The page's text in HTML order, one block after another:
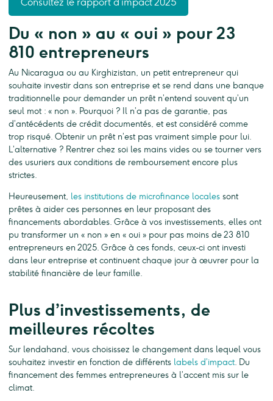
Du « non » au « oui » pour 23
810 entrepreneurs
Au Nicaragua ou au Kirghizistan, un petit entrepreneur qui
souhaite investir dans son entreprise et se rend dans une banque
traditionnelle pour demander un prêt n’entend souvent qu’un
seul mot : « non ». Pourquoi ? Il n’a pas de garantie, pas
d’antécédents de crédit documentés, et est considéré comme
trop risqué. Obtenir un prêt n’est pas vraiment simple pour lui.
L’alternative ? Rentrer chez soi les mains vides ou se tourner vers
des usuriers aux conditions de remboursement encore plus
strictes.
Heureusement, les institutions de microfinance locales sont
prêtes à aider ces personnes en leur proposant des
financements abordables. Grâce à vos investissements, elles ont
pu transformer un « non » en « oui » pour pas moins de 23 810
entrepreneurs en 2025. Grâce à ces fonds, ceux-ci ont investi
dans leur entreprise et continuent chaque jour à œuvrer pour la
stabilité financière de leur famille.
Plus d’investissements, de
meilleures récoltes
Sur lendahand, vous choisissez le changement dans lequel vous
souhaitez investir en fonction de différents labels d’impact. Du
financement des femmes entrepreneures à l’accent mis sur le
climat.